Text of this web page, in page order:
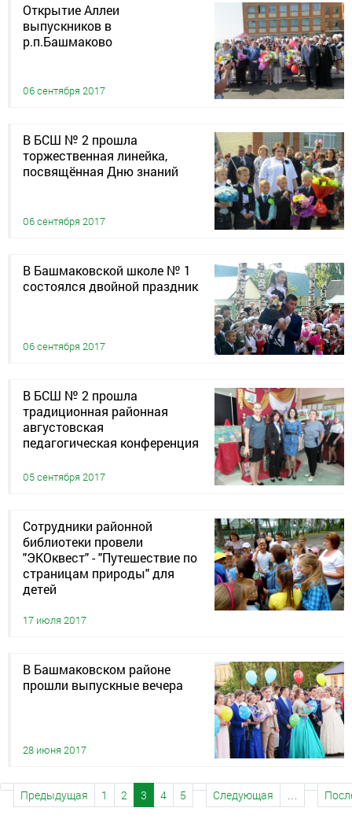
Открытие Аллеи
выпускников в
р.п.Башмаково
06 сентября 2017
В БСШ № 2 прошла
торжественная линейка,
посвящённая Дню знаний
06 сентября 2017
В Башмаковской школе № 1
состоялся двойной праздник
06 сентября 2017
В БСШ № 2 прошла
традиционная районная
августовская
педагогическая конференция
05 сентября 2017
Сотрудники районной
библиотеки провели
"ЭКОквест" - "Путешествие по
страницам природы" для
детей
17 июля 2017
В Башмаковском районе
прошли выпускные вечера
28 июня 2017
Предыдущая 1 2 3 4 5 Следующая …